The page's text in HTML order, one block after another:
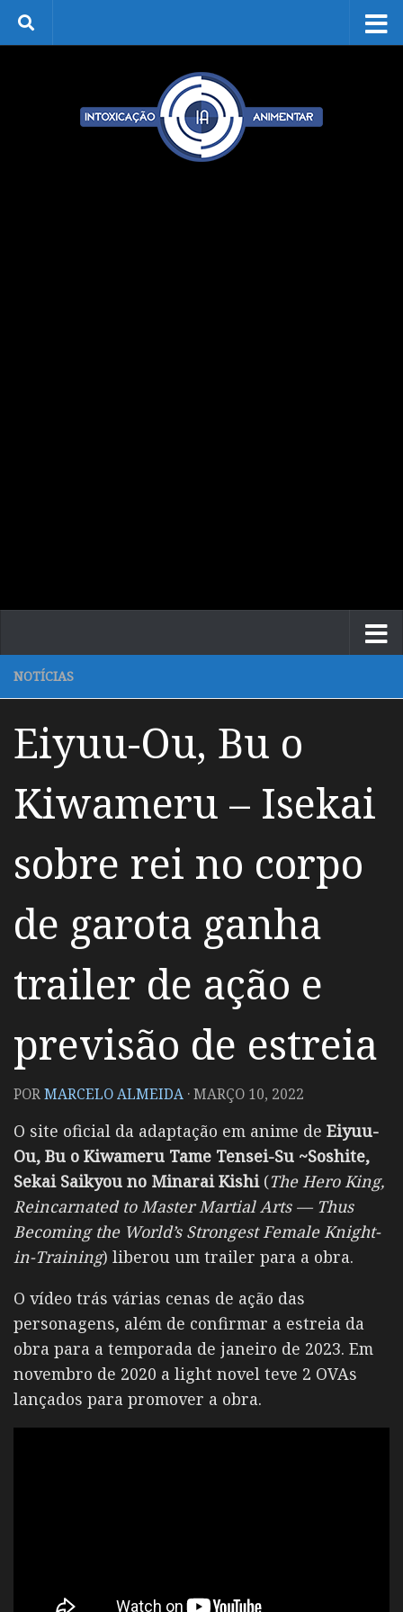
Skip to content
NOTÍCIAS
Eiyuu-Ou, Bu o
Kiwameru – Isekai
sobre rei no corpo
de garota ganha
trailer de ação e
previsão de estreia
PORMARCELO ALMEIDA ·MARÇO 10, 2022
O site oficial da adaptação em anime de Eiyuu-
Ou, Bu o Kiwameru Tame Tensei-Su ~Soshite,
Sekai Saikyou no Minarai Kishi(The Hero King,
Reincarnated to Master Martial Arts — Thus
Becoming the World’s Strongest Female Knight-
in-Training) liberou um trailer para a obra.
O vídeo trás várias cenas de ação das
personagens, além de confirmar a estreia da
obra para a temporada de janeiro de 2023. Em
novembro de 2020 a light novel teve 2 OVAs
lançados para promover a obra.